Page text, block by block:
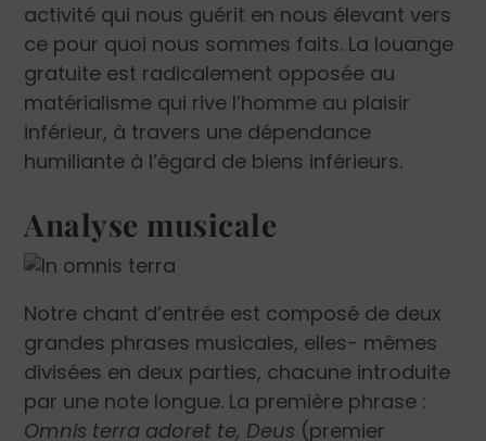
activité qui nous guérit en nous élevant vers
ce pour quoi nous sommes faits. La louange
gratuite est radicalement opposée au
matérialisme qui rive l’homme au plaisir
inférieur, à travers une dépendance
humiliante à l’égard de biens inférieurs.
Analyse musicale
Notre chant d’entrée est composé de deux
grandes phrases musicales, elles- mêmes
divisées en deux parties, chacune introduite
par une note longue. La première phrase :
Omnis terra adoret te, Deus (premier